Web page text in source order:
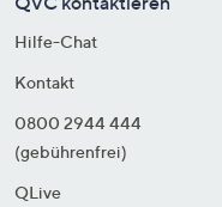
Hilfe-Chat
Kontakt
0800 2944 444
(gebührenfrei)
QLive